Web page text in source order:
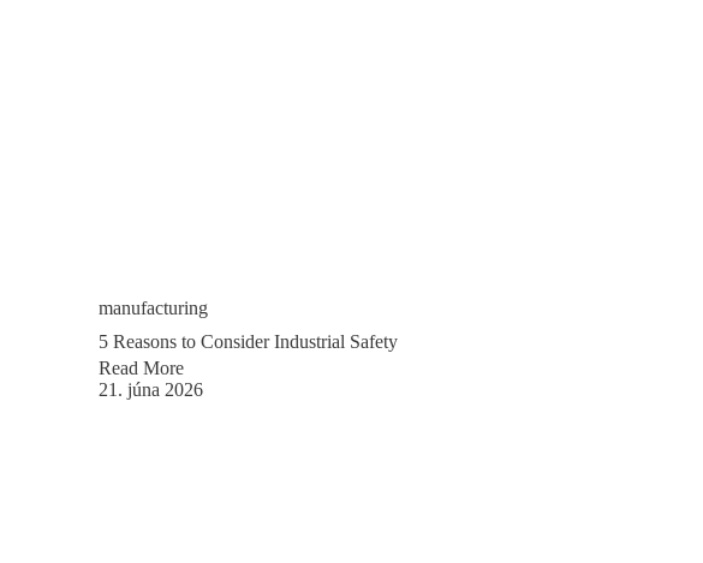
manufacturing
5 Reasons to Consider Industrial Safety
Read More
21. júna 2026